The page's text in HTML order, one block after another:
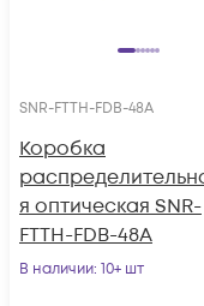
SNR-FTTH-FDB-48A
Коробка
я оптическая SNR-
FTTH-FDB-48A
В наличии: 10+ шт